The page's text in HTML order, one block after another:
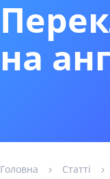
на
Головна Статті